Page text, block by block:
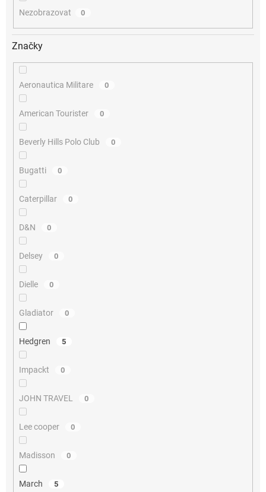
Nezobrazovat 0
Značky
Aeronautica Militare 0
American Tourister 0
Beverly Hills Polo Club 0
Bugatti 0
Caterpillar 0
D&N 0
Delsey 0
Dielle 0
Gladiator 0
Hedgren 5
Impackt 0
JOHN TRAVEL 0
Lee cooper 0
Madisson 0
March 5